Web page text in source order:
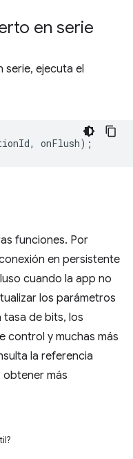
en serie
serie, ejecuta el
, onFlush);
funciones. Por
en persistente
cuando la app no
los parámetros
tasa de bits, los
control y muchas más
la referencia
obtener más